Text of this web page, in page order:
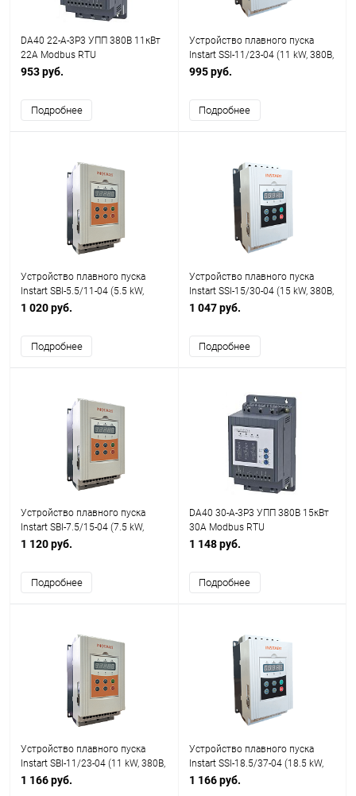
DA40 22-A-3P3 УПП 380В 11кВт
22A Modbus RTU
953 руб.
Подробнее
Устройство плавного пуска
Instart SSI-11/23-04 (11 kW, 380В,
23А)
995 руб.
Подробнее
Устройство плавного пуска
Instart SBI-5.5/11-04 (5.5 kW,
380В, 11А)
1 020 руб.
Подробнее
Устройство плавного пуска
Instart SSI-15/30-04 (15 kW, 380В,
30А)
1 047 руб.
Подробнее
Устройство плавного пуска
Instart SBI-7.5/15-04 (7.5 kW,
380В, 15А)
1 120 руб.
Подробнее
DA40 30-A-3P3 УПП 380В 15кВт
30A Modbus RTU
1 148 руб.
Подробнее
Устройство плавного пуска
Instart SBI-11/23-04 (11 kW, 380В,
23А)
1 166 руб.
Устройство плавного пуска
Instart SSI-18.5/37-04 (18.5 kW,
380В, 37А)
1 166 руб.